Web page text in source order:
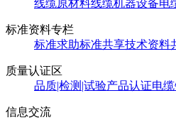
线缆原材料线缆机器设备电
标准资料专栏
标准求助标准共享技术资料
质量认证区
品质|检测|试验产品认证电
信息交流